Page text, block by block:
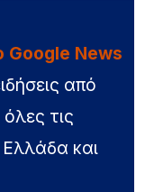
Google News
από
τις
Ελλάδα και